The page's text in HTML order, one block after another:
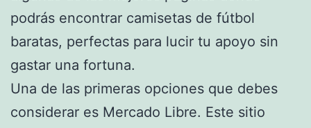
podrás encontrar camisetas de fútbol
baratas, perfectas para lucir tu apoyo sin
gastar una fortuna.
Una de las primeras opciones que debes
considerar es Mercado Libre. Este sitio